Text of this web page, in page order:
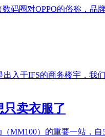
圈对OPPO的俗称，品
入于IFS的商务楼宇，
卖衣服了
MM100）的重要一站，